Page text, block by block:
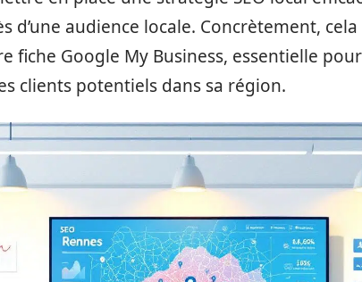
d’une audience locale. Concrètement,
fiche Google My Business, essentielle
clients potentiels dans sa région.